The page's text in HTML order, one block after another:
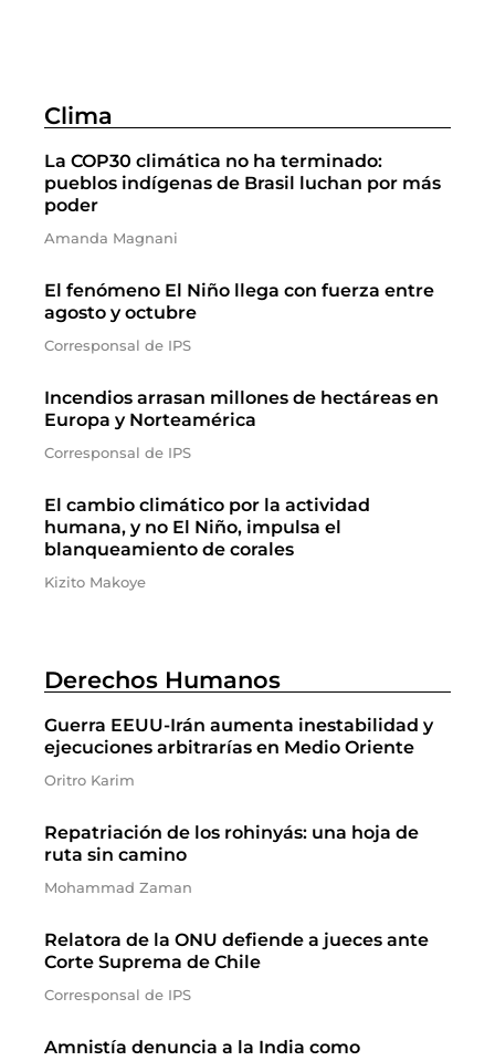
Clima
La COP30 climática no ha terminado:
pueblos indígenas de Brasil luchan por más
poder
Amanda Magnani
El fenómeno El Niño llega con fuerza entre
agosto y octubre
Corresponsal de IPS
Incendios arrasan millones de hectáreas en
Europa y Norteamérica
Corresponsal de IPS
El cambio climático por la actividad
humana, y no El Niño, impulsa el
blanqueamiento de corales
Kizito Makoye
Derechos Humanos
Guerra EEUU-Irán aumenta inestabilidad y
ejecuciones arbitrarías en Medio Oriente
Oritro Karim
Repatriación de los rohinyás: una hoja de
ruta sin camino
Mohammad Zaman
Relatora de la ONU defiende a jueces ante
Corte Suprema de Chile
Corresponsal de IPS
Amnistía denuncia a la India como